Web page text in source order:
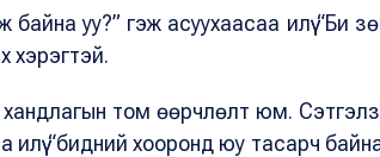
байна уу?” гэж асуухаасаа илүү “Би
хэрэгтэй.
том өөрчлөлт юм.
илүү “бидний хооронд юу тасарч